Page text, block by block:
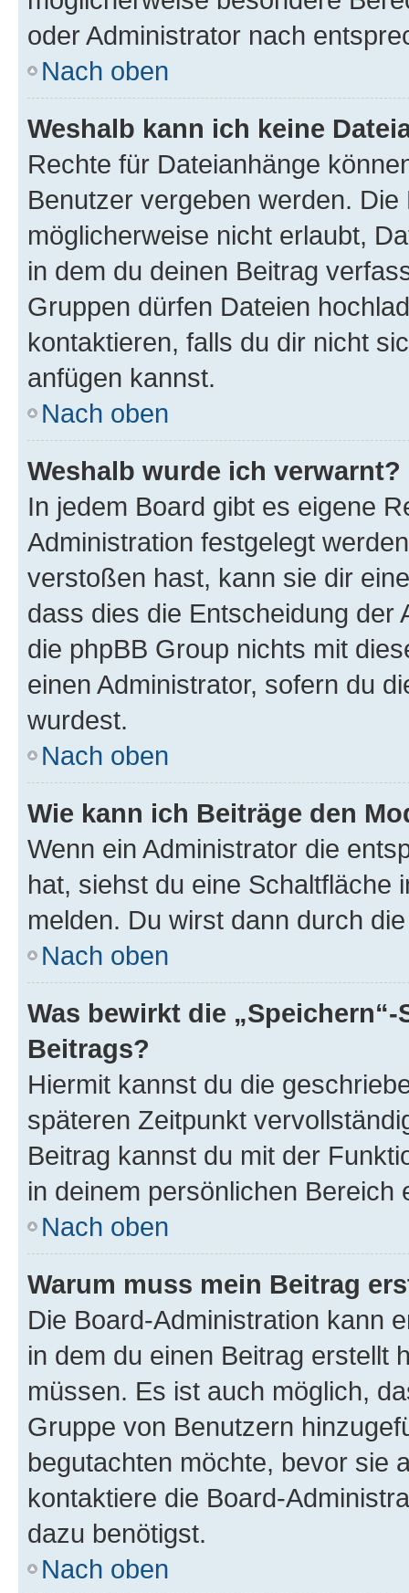
oder Administrator nach
Nach oben
Weshalb kann ich keine
Rechte für Dateianhänge
Benutzer vergeben werden.
möglicherweise nicht erlaubt,
in dem du deinen Beitrag
Gruppen dürfen Dateien
kontaktieren, falls du dir nicht
anfügen kannst.
Nach oben
Weshalb wurde ich verwarnt?
In jedem Board gibt es eigene
Administration festgelegt
verstoßen hast, kann sie dir
dass dies die Entscheidung der
die phpBB Group nichts mit
einen Administrator, sofern du
wurdest.
Nach oben
Wie kann ich Beiträge den
Wenn ein Administrator die
hat, siehst du eine Schaltfläche
melden. Du wirst dann durch
Nach oben
Was bewirkt die
Beitrags?
Hiermit kannst du die
späteren Zeitpunkt
Beitrag kannst du mit der
in deinem persönlichen Bereich
Nach oben
Warum muss mein Beitrag
Die Board-Administration kann
in dem du einen Beitrag erstellt
müssen. Es ist auch möglich,
Gruppe von Benutzern
begutachten möchte, bevor sie
kontaktiere die Board-
dazu benötigst.
Nach oben